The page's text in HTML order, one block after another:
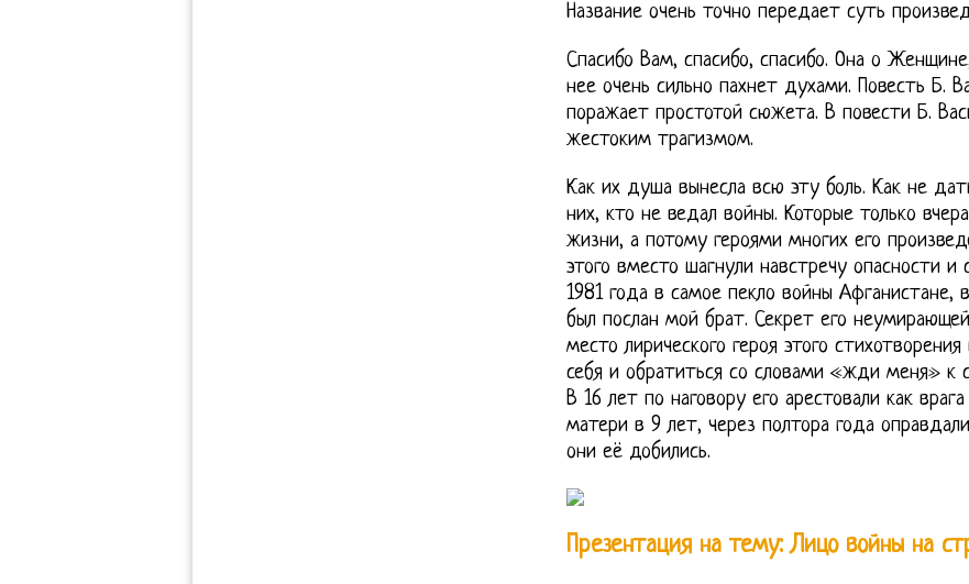
Название очень точно передает суть
Спасибо Вам, спасибо, спасибо. Она о
нее очень сильно пахнет духами. Повесть Б.
поражает простотой сюжета. В повести Б.
жестоким трагизмом.
Как их душа вынесла всю эту боль. Как не
них, кто не ведал войны. Которые только
жизни, а потому героями многих его
этого вместо шагнули навстречу опасности и
1981 года в самое пекло войны Афганистане,
был послан мой брат. Секрет его
место лирического героя этого
себя и обратиться со словами «жди меня» к
В 16 лет по наговору его арестовали как
матери в 9 лет, через полтора года
они её добились.
Презентация на тему: Лицо войны на